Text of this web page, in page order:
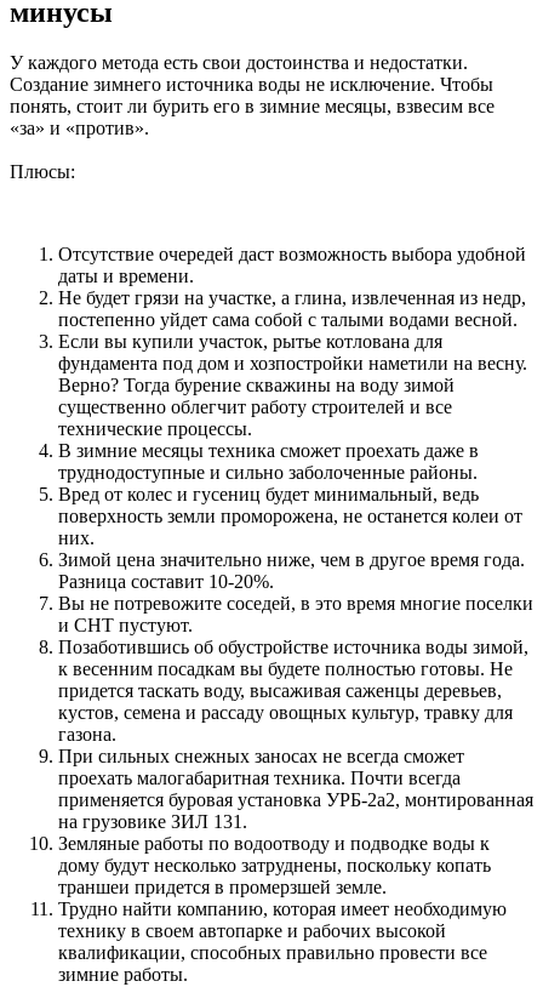
минусы
У каждого метода есть свои достоинства и недостатки.
Создание зимнего источника воды не исключение. Чтобы
понять, стоит ли бурить его в зимние месяцы, взвесим все
«за» и «против».
Плюсы:
Отсутствие очередей даст возможность выбора удобной
даты и времени.
Не будет грязи на участке, а глина, извлеченная из недр,
постепенно уйдет сама собой с талыми водами весной.
Если вы купили участок, рытье котлована для
фундамента под дом и хозпостройки наметили на весну.
Верно? Тогда бурение скважины на воду зимой
существенно облегчит работу строителей и все
технические процессы.
В зимние месяцы техника сможет проехать даже в
труднодоступные и сильно заболоченные районы.
Вред от колес и гусениц будет минимальный, ведь
поверхность земли проморожена, не останется колеи от
них.
Зимой цена значительно ниже, чем в другое время года.
Разница составит 10-20%.
Вы не потревожите соседей, в это время многие поселки
и СНТ пустуют.
Позаботившись об обустройстве источника воды зимой,
к весенним посадкам вы будете полностью готовы. Не
придется таскать воду, высаживая саженцы деревьев,
кустов, семена и рассаду овощных культур, травку для
газона.
При сильных снежных заносах не всегда сможет
проехать малогабаритная техника. Почти всегда
применяется буровая установка УРБ-2а2, монтированная
на грузовике ЗИЛ 131.
Земляные работы по водоотводу и подводке воды к
дому будут несколько затруднены, поскольку копать
траншеи придется в промерзшей земле.
Трудно найти компанию, которая имеет необходимую
технику в своем автопарке и рабочих высокой
квалификации, способных правильно провести все
зимние работы.